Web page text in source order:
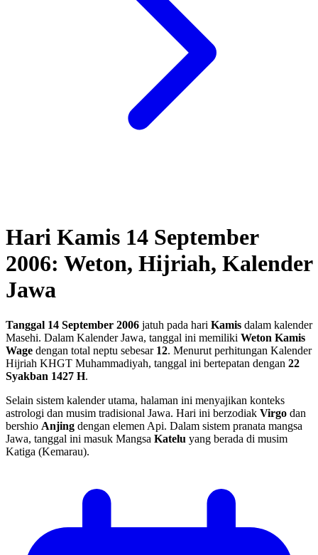
Hari Kamis 14 September
2006: Weton, Hijriah, Kalender
Jawa
Tanggal 14 September 2006 jatuh pada hari Kamis dalam kalender
Masehi. Dalam Kalender Jawa, tanggal ini memiliki Weton Kamis
Wage dengan total neptu sebesar 12. Menurut perhitungan Kalender
Hijriah KHGT Muhammadiyah, tanggal ini bertepatan dengan 22
Syakban 1427 H.
Selain sistem kalender utama, halaman ini menyajikan konteks
astrologi dan musim tradisional Jawa. Hari ini berzodiak Virgo dan
bershio Anjing dengan elemen Api. Dalam sistem pranata mangsa
Jawa, tanggal ini masuk Mangsa Katelu yang berada di musim
Katiga (Kemarau).